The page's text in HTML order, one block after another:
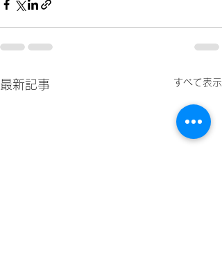
最新記事 すべて表示